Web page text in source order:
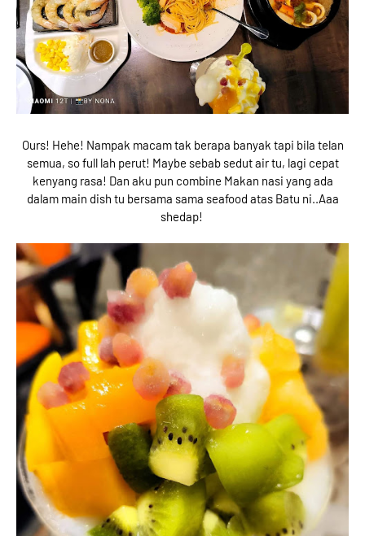
Ours! Hehe! Nampak macam tak berapa banyak tapi bila telan
semua, so full lah perut! Maybe sebab sedut air tu, lagi cepat
kenyang rasa! Dan aku pun combine Makan nasi yang ada
dalam main dish tu bersama sama seafood atas Batu ni..Aaa
shedap!